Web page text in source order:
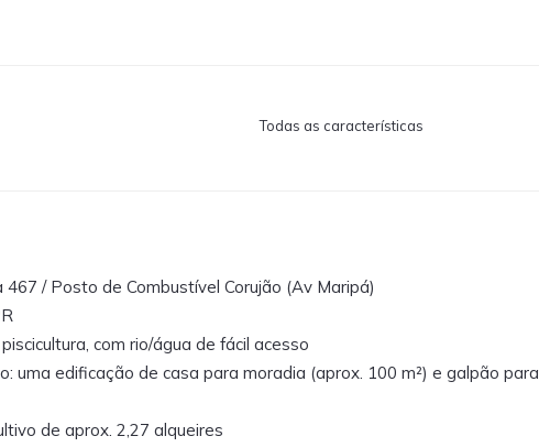
Todas as características
/ Posto de Combustível Corujão (Av Maripá)
com rio/água de fácil acesso
uma edificação de casa para moradia (aprox. 100 m²) e galpão para
de aprox. 2,27 alqueires